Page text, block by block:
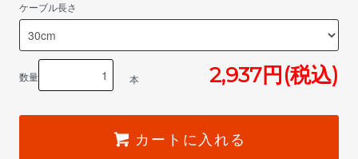
ケーブル長さ
数量 本 2,937円(税込)
カートに入れる